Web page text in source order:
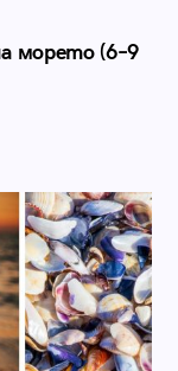
морето (6–9